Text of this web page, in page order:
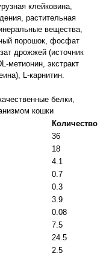
клейковина,
растительная
вещества,
порошок, фосфат
дрожжей (источник
метионин, экстракт
L-карнитин.
белки,
кошки
Количество
36
18
4.1
0.7
0.3
3.9
0.08
7.5
24.5
2.5